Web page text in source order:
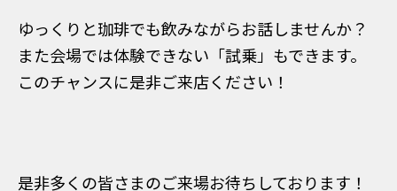
ゆっくりと珈琲でも飲みながらお話しませんか？
また会場では体験できない「試乗」もできます。
このチャンスに是非ご来店ください！
是非多くの皆さまのご来場お待ちしております！